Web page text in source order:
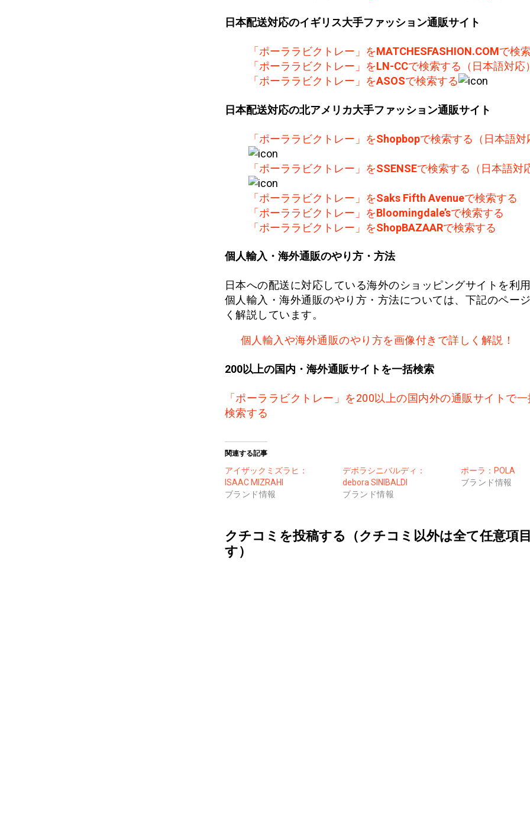
日本配送対応のイギリス大手ファッション通販サイト
「ポーララビクトレー」をMATCHESFASHION.COMで検
「ポーララビクトレー」をLN-CCで検索する（日本語対応）
「ポーララビクトレー」をASOSで検索する
日本配送対応の北アメリカ大手ファッション通販サイト
「ポーララビクトレー」をShopbopで検索する（日本語対
「ポーララビクトレー」をSSENSEで検索する（日本語対
「ポーララビクトレー」をSaks Fifth Avenueで検索する
「ポーララビクトレー」をBloomingdale’sで検索する
「ポーララビクトレー」をShopBAZAARで検索する
個人輸入・海外通販のやり方・方法
日本への配送に対応している海外のショッピングサイトを利用
個人輸入・海外通販のやり方・方法については、下記のペー
く解説しています。
個人輸入や海外通販のやり方を画像付きで詳しく解説！
200以上の国内・海外通販サイトを一括検索
「ポーララビクトレー」を200以上の国内外の通販サイトで一
検索する
関連する記事
アイザックミズラヒ：
ISAAC MIZRAHI
ブランド情報
デボラシニバルディ：
debora SINIBALDI
ブランド情報
ポーラ：POLA
ブランド情報
クチコミを投稿する（クチコミ以外は全て任意項
す）